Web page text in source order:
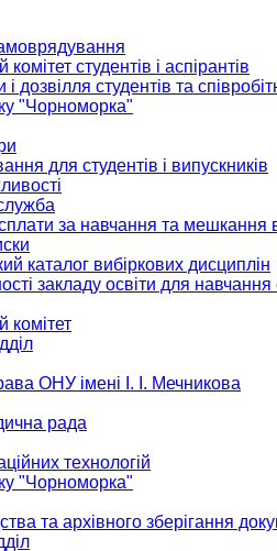
студентів і аспірантів
дозвілля студентів та
"Чорноморка"
для студентів і випускників
за навчання та мешкання
каталог вибіркових дисциплін
закладу освіти для
комітет
ОНУ імені І. І. Мечникова
рада
технологій
"Чорноморка"
та архівного зберігання